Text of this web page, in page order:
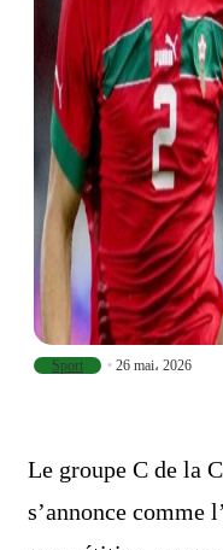
Sport 26 mai، 2026
Le groupe C de la
s’annonce comme